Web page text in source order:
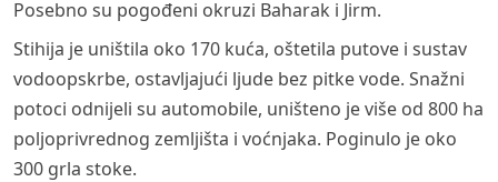
Posebno su pogođeni okruzi Baharak i Jirm.
Stihija je uništila oko 170 kuća, oštetila putove i sustav
vodoopskrbe, ostavljajući ljude bez pitke vode. Snažni
potoci odnijeli su automobile, uništeno je više od 800 ha
poljoprivrednog zemljišta i voćnjaka. Poginulo je oko
300 grla stoke.